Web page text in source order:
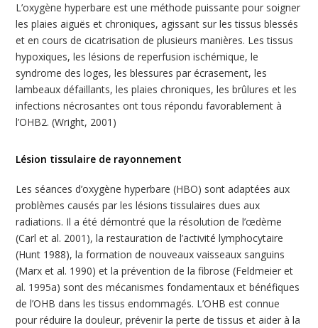
L’oxygène hyperbare est une méthode puissante pour soigner
les plaies aiguës et chroniques, agissant sur les tissus blessés
et en cours de cicatrisation de plusieurs manières. Les tissus
hypoxiques, les lésions de reperfusion ischémique, le
syndrome des loges, les blessures par écrasement, les
lambeaux défaillants, les plaies chroniques, les brûlures et les
infections nécrosantes ont tous répondu favorablement à
l’OHB2. (Wright, 2001)
Lésion tissulaire de rayonnement
Les séances d’oxygène hyperbare (HBO) sont adaptées aux
problèmes causés par les lésions tissulaires dues aux
radiations. Il a été démontré que la résolution de l’œdème
(Carl et al. 2001), la restauration de l’activité lymphocytaire
(Hunt 1988), la formation de nouveaux vaisseaux sanguins
(Marx et al. 1990) et la prévention de la fibrose (Feldmeier et
al. 1995a) sont des mécanismes fondamentaux et bénéfiques
de l’OHB dans les tissus endommagés. L’OHB est connue
pour réduire la douleur, prévenir la perte de tissus et aider à la